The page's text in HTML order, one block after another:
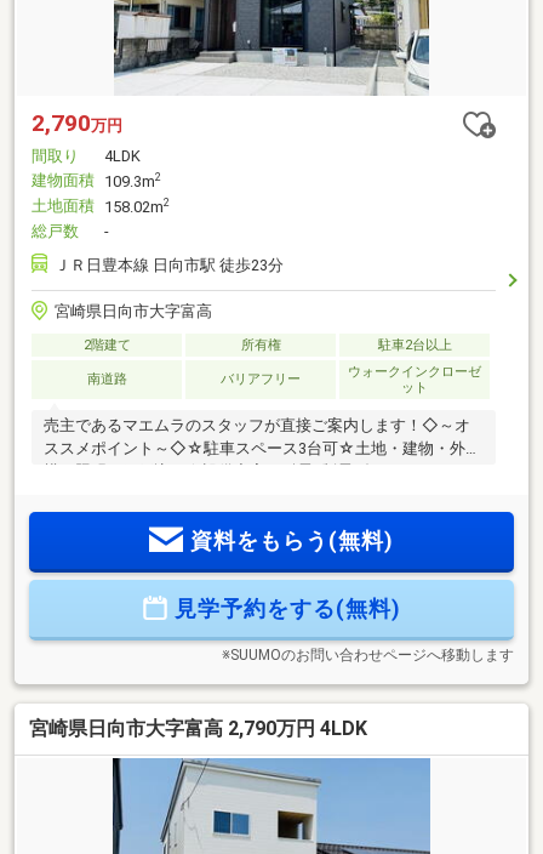
2,790万円
間取り
4LDK
建物面積 109.3m2
土地面積 158.02m2
総戸数
-
ＪＲ日豊本線 日向市駅 徒歩23分
宮崎県日向市大字富高
2階建て 所有権 駐車2台以上
南道路 バリアフリー
ウォークインクローゼ
ット
売主であるマエムラのスタッフが直接ご案内します！◇～オ
ススメポイント～◇☆駐車スペース3台可☆土地・建物・外
構・照明・網戸込み☆設備充実！耐震×制震ダンパー、マエム
居室収納付きでお部屋広々♪☆住宅瑕疵担保責任保険、地盤保
証、しろあり保証、アフターサービス付き◇～周辺環境～
ルイチ大王店 徒歩9分【ご見学のご予約・お問い合わせ方
法】☆TEL『0982-20-5489』までお電話、または『見学予約す
資料をもらう(無料)
見学予約をする(無料)
※SUUMOのお問い合わせページへ移動します
宮崎県日向市大字富高 2,790万円 4LDK